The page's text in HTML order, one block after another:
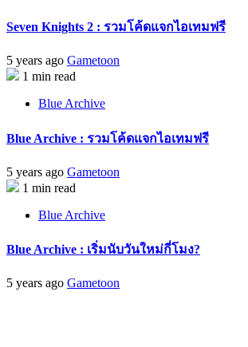
Seven Knights 2 : รวมโค้ดแจกไอเทมฟรี
5 years ago Gametoon
1 min read
Blue Archive
Blue Archive : รวมโค้ดแจกไอเทมฟรี
5 years ago Gametoon
1 min read
Blue Archive
Blue Archive : เริ่มนับวันใหม่กี่โมง?
5 years ago Gametoon